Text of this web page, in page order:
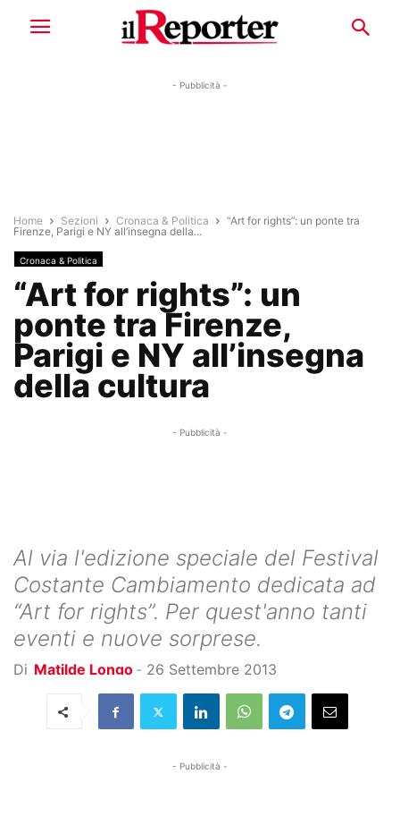
- Pubblicità -
Home Sezioni Cronaca & Politica
“Art for rights”: un ponte tra
Firenze, Parigi e NY all’insegna della...
Cronaca & Politica
“Art for rights”: un
ponte tra Firenze,
Parigi e NY all’insegna
della cultura
- Pubblicità -
Al via l'edizione speciale del Festival
Costante Cambiamento dedicata ad
“Art for rights”. Per quest'anno tanti
eventi e nuove sorprese.
Di Matilde Longo - 26 Settembre 2013
- Pubblicità -